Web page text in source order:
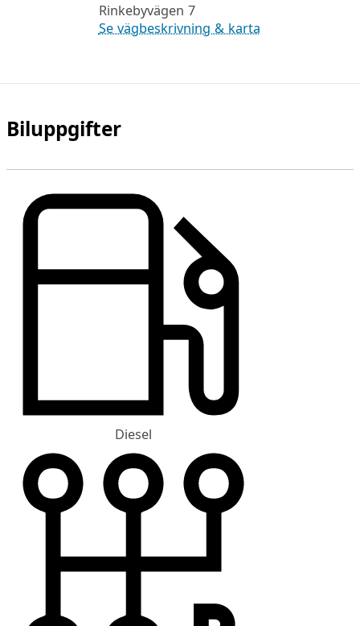
Rinkebyvägen 7
Se vägbeskrivning & karta
Biluppgifter
Diesel